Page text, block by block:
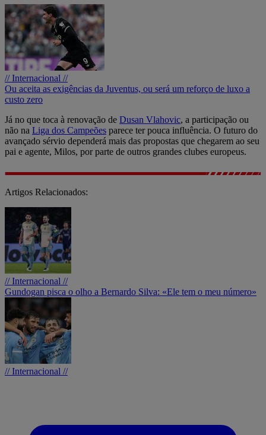
// Internacional //
Ou aceita as exigências da Juventus, ou será um reforço de luxo a
custo zero
Já no que toca à renovação de Dusan Vlahovic, a participação ou
não na Liga dos Campeões parece ter pouca influência. O futuro do
avançado sérvio dependerá mais das propostas que chegarem ao seu
pai e agente, Milos, por parte de outros grandes clubes europeus.
Artigos Relacionados:
// Internacional //
Gundogan pisca o olho a Bernardo Silva: «Ele tem o meu número»
// Internacional //